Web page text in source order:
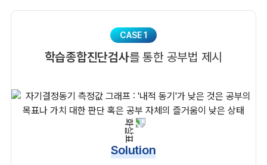
CASE 1
학습종합진단검사를 통한 공부법 제시
Solution